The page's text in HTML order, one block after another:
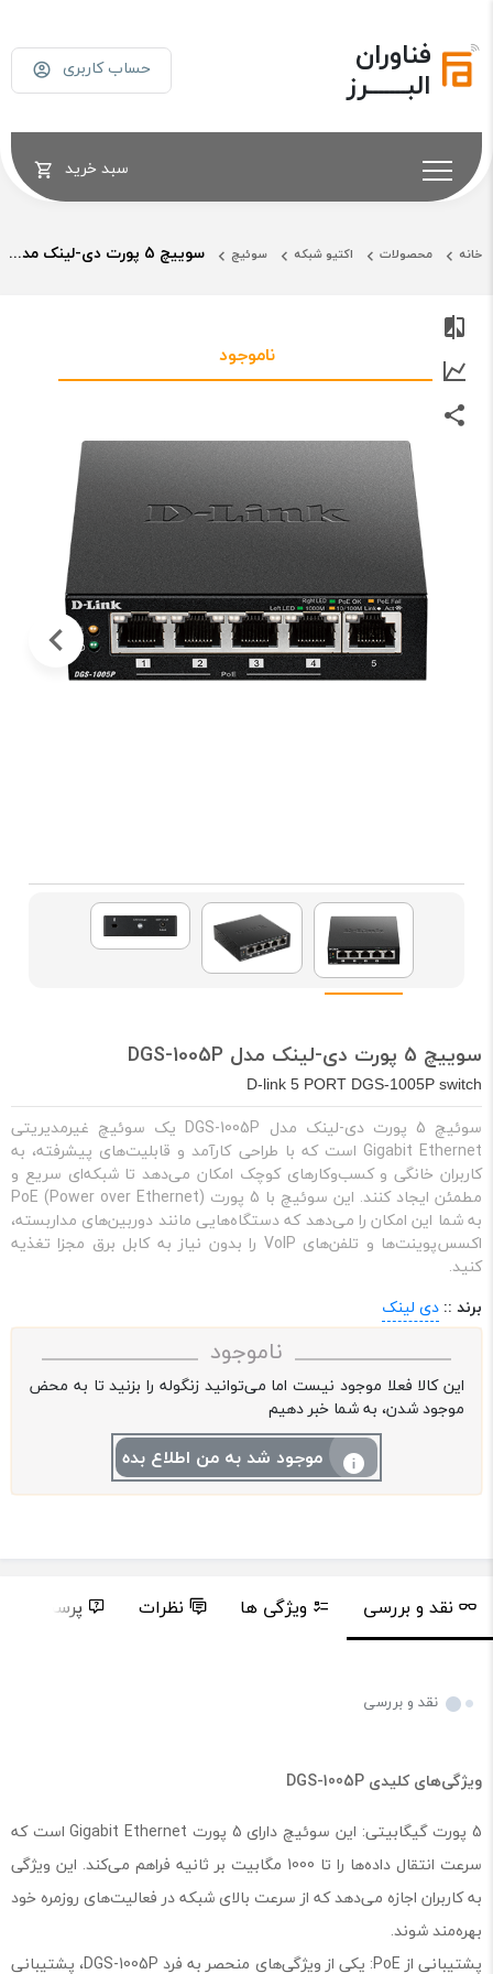
فناوران
البـــــــرز حساب کاربری
سبد خرید
خانه محصولات اکتیو شبکه سوئیچ سوییچ 5 پورت دی-لینک مدل DGS-1005P
ناموجود
سوییچ 5 پورت دی-لینک مدل DGS-1005P
D-link 5 PORT DGS-1005P switch
سوئیچ 5 پورت دی-لینک مدل DGS-1005P یک سوئیچ غیرمدیریتی
Gigabit Ethernet است که با طراحی کارآمد و قابلیت‌های پیشرفته، به
کاربران خانگی و کسب‌وکارهای کوچک امکان می‌دهد تا شبکه‌ای سریع و
مطمئن ایجاد کنند. این سوئیچ با 5 پورت PoE (Power over Ethernet)
به شما این امکان را می‌دهد که دستگاه‌هایی مانند دوربین‌های مداربسته،
اکسس‌پوینت‌ها و تلفن‌های VoIP را بدون نیاز به کابل برق مجزا تغذیه
کنید.
برند :: دی لینک
ناموجود
این کالا فعلا موجود نیست اما می‌توانید زنگوله را بزنید تا به محض
موجود شدن، به شما خبر دهیم
موجود شد به من اطلاع بده
نقد و بررسی ویژگی ها نظرات پرسش و
نقد و بررسی
ویژگی‌های کلیدی DGS-1005P
5 پورت گیگابیتی: این سوئیچ دارای 5 پورت Gigabit Ethernet است که
سرعت انتقال داده‌ها را تا 1000 مگابیت بر ثانیه فراهم می‌کند. این ویژگی
به کاربران اجازه می‌دهد که از سرعت بالای شبکه در فعالیت‌های روزمره خود
بهره‌مند شوند.
پشتیبانی از PoE: یکی از ویژگی‌های منحصر به فرد DGS-1005P، پشتیبانی